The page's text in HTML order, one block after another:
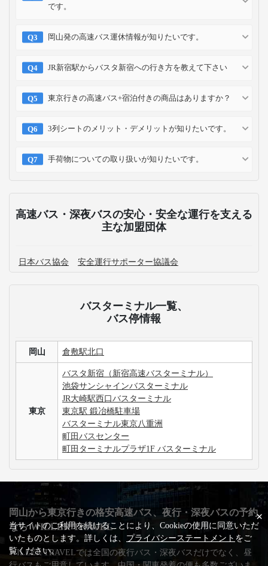
です。
岡山発の高速バス運休情報が知りたいです。
JR新宿駅からバスタ新宿への行き方を教えて下さい
東京行きの高速バス+宿泊付きの商品はありますか？
3列シートのメリット・デメリットが知りたいです。
手荷物についての取り扱いが知りたいです。
高速バス・深夜バスの安心・安全な運行を支える
主な加盟団体
日本バス協会 安全運行サポーター協議会
バスターミナル一覧、
バス停情報
岡山 倉敷駅北口
東京
バスタ新宿（新宿高速バスターミナル）
池袋サンシャインバスターミナル
JR大崎駅西口バスターミナル
東京駅 鍛冶橋駐車場
バスターミナル東京八重洲
町田バスセンター
町田ターミナルプラザ1F バスターミナル
岡山から東京行きの格安高速バス、夜行・深夜バスの予約
なら WILLER TRAVEL
WILLER TRAVELでは全国の夜行バス・深夜バスだけでなく、昼
×
当サイトのご利用を続けることにより、Cookieの使用に同意いただ
いたものとします。詳しくは、 プライバシーステートメント をご
覧ください。